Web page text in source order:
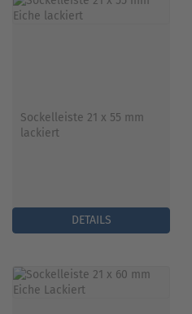
Sockelleiste 21 x 55 mm
lackiert
DETAILS